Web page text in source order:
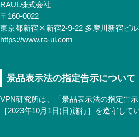
RAUL株式会社
〒160-0022
東京都新宿区新宿2-9-22 多摩川新宿ビ
https://www.ra-ul.com
景品表示法の指定告示について
VPN研究所は、「景品表示法の指定告示
［2023年10月1日(日)施行］を遵守して